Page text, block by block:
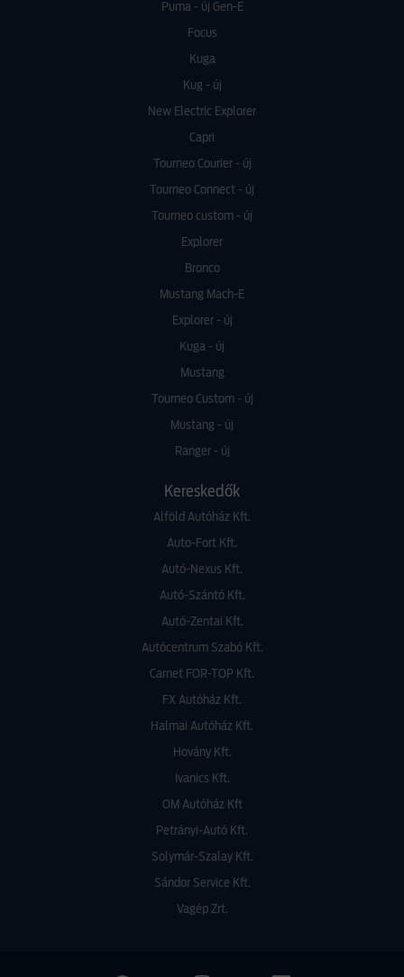
Puma - új Gen-E
Focus
Kuga
Kug - új
New Electric Explorer
Capri
Tourneo Courier - új
Tourneo Connect - új
Tourneo custom - új
Explorer
Bronco
Mustang Mach-E
Explorer - új
Kuga - új
Mustang
Tourneo Custom - új
Mustang - új
Ranger - új
Kereskedők
Alföld Autóház Kft.
Auto-Fort Kft.
Autó-Nexus Kft.
Autó-Szántó Kft.
Autó-Zentai Kft.
Autócentrum Szabó Kft.
Carnet FOR-TOP Kft.
FX Autóház Kft.
Halmai Autóház Kft.
Hovány Kft.
Ivanics Kft.
OM Autóház Kft
Petrányi-Autó Kft.
Solymár-Szalay Kft.
Sándor Service Kft.
Vagép Zrt.